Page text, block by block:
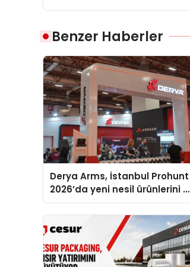
Benzer Haberler
Derya Arms, İstanbul Prohunt
2026’da yeni nesil ürünlerini ve
global marka vizyonunu
sergiledi